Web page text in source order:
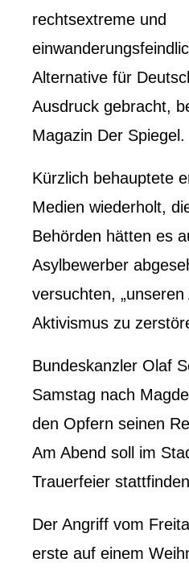
rechtsextreme und
Alternative für
Ausdruck gebracht,
Magazin Der Spiegel.
Kürzlich behauptete
Medien wiederholt,
Behörden hätten es
Asylbewerber
versuchten,
Aktivismus zu
Bundeskanzler Olaf
Samstag nach
den Opfern seinen
Am Abend soll im
Trauerfeier
Der Angriff vom
erste auf einem